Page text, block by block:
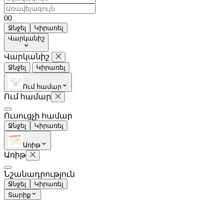
Հետո
00
Ջնջել
Կիրառել
Վարկանիշ
Վարկանիշ
Ջնջել Կիրառել
Ում համար
Ում համար
Ուսուցչի համար
Ջնջել Կիրառել
Առիթ
Առիթ
Նշանադրություն
Ջնջել
Կիրառել
Տարիք